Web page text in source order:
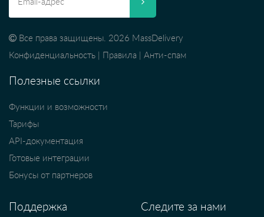
Все права защищены. 2026 MassDelivery
Конфиденциальность
Правила Анти-спам
Полезные ссылки
Функции и возможности
Тарифы
API-документация
Готовые интеграции
Бонусы от партнеров
Поддержка Следите за нами